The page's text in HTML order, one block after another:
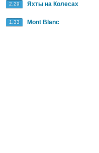
2.29 Яхты на Колесах
1.33 Mont Blanc